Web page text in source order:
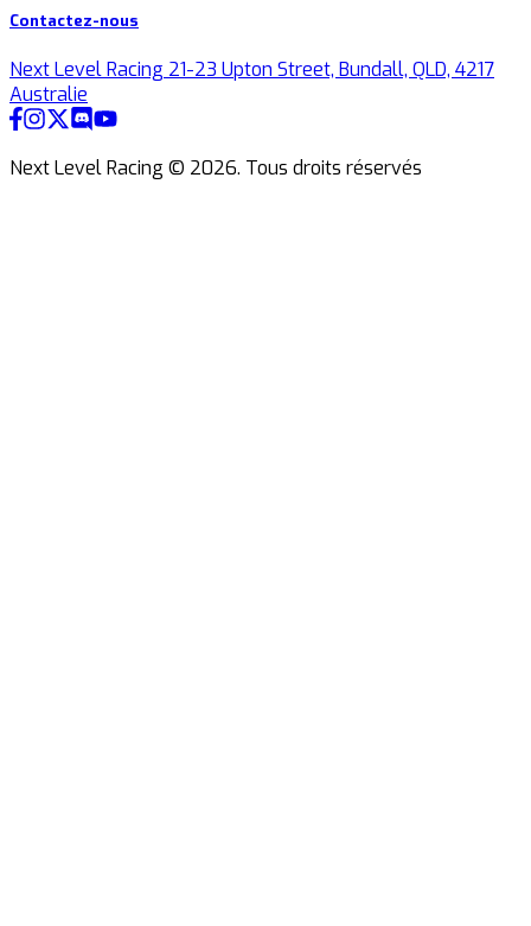
Contactez-nous
Next Level Racing 21-23 Upton Street, Bundall, QLD, 4217
Australie
Next Level Racing © 2026. Tous droits réservés